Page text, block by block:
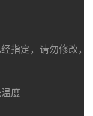
指定，请勿修改，
度